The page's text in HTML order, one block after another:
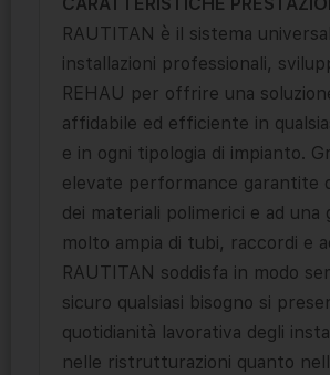
CARATTERISTICHE
RAUTITAN è il sistema
installazioni professionali,
REHAU per offrire una
affidabile ed efficiente in
e in ogni tipologia di impianto.
elevate performance garantite
dei materiali polimerici e ad una
molto ampia di tubi, raccordi e
RAUTITAN soddisfa in modo
sicuro qualsiasi bisogno si
quotidianità lavorativa degli
nelle ristrutturazioni quanto